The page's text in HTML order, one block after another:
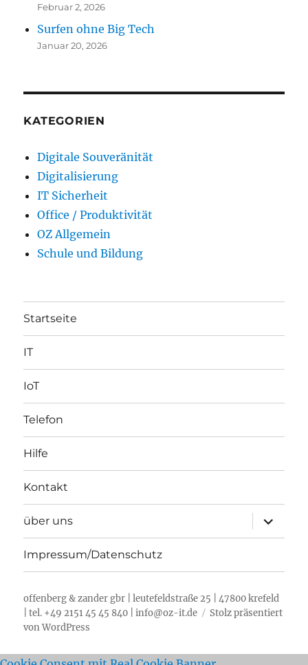
Februar 2, 2026
Surfen ohne Big Tech
Januar 20, 2026
KATEGORIEN
Digitale Souveränität
Digitalisierung
IT Sicherheit
Office / Produktivität
OZ Allgemein
Schule und Bildung
Startseite
IT
IoT
Telefon
Hilfe
Kontakt
über uns
öffnen
Impressum/Datenschutz
offenberg & zander gbr | leutefeldstraße 25 | 47800 krefeld
| tel. +49 2151 45 45 840 | info@oz-it.de
Stolz präsentiert
von WordPress